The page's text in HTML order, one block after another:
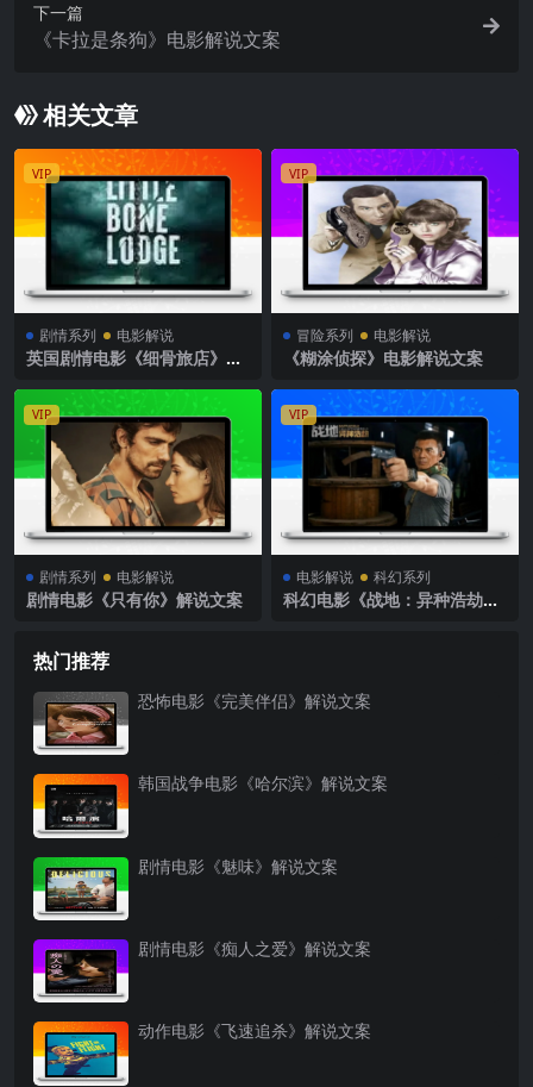
下一篇
《卡拉是条狗》电影解说文案
相关文章
VIP
剧情系列 电影解说
英国剧情电影《细骨旅店》解
VIP
冒险系列 电影解说
《糊涂侦探》电影解说文案
VIP
剧情系列 电影解说
剧情电影《只有你》解说文案
VIP
电影解说 科幻系列
科幻电影《战地：异种浩劫》
热门推荐
恐怖电影《完美伴侣》解说文案
韩国战争电影《哈尔滨》解说文案
剧情电影《魅味》解说文案
剧情电影《痴人之爱》解说文案
动作电影《飞速追杀》解说文案